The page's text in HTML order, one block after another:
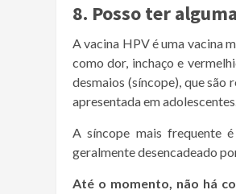
8. Posso ter
A vacina HPV é uma vacina
como dor, inchaço e
desmaios (síncope), que são
apresentada em
A síncope mais frequente
geralmente desencadeado
Até o momento, não há